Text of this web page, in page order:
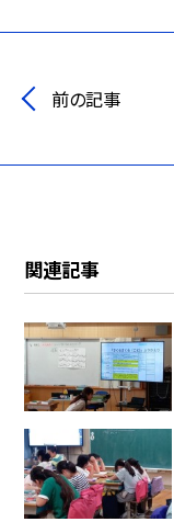
前の記事
関連記事